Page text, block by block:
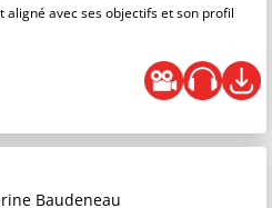
avec ses objectifs et son profil
Baudeneau